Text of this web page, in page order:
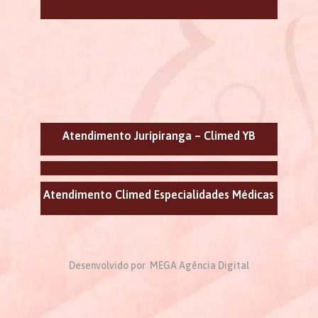
Atendimento Jurípiranga – Climed YB
Atendimento Climed Especialidades Médicas
Desenvolvido por MEGA Agência Digital